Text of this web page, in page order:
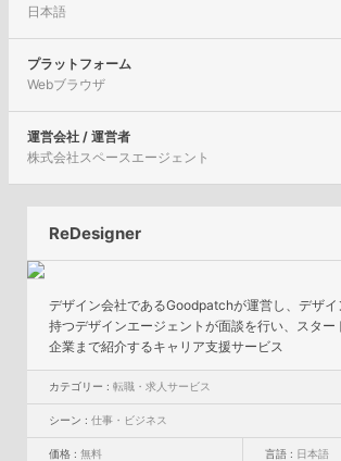
日本語
プラットフォーム
Webブラウザ
運営会社 / 運営者
株式会社スペースエージェント
ReDesigner
デザイン会社であるGoodpatchが運営し、デザイ
持つデザインエージェントが面談を行い、スター
企業まで紹介するキャリア支援サービス
カテゴリー :転職・求人サービス
シーン :仕事・ビジネス
価格 :無料 言語 : 日本語